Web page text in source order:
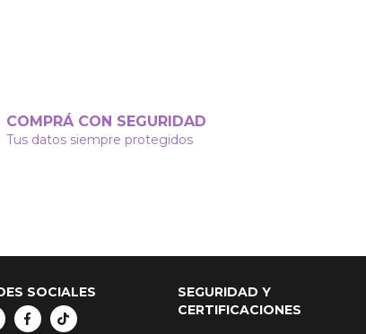
COMPRÁ CON SEGURIDAD
Tus datos siempre protegidos
SOCIALES
SEGURIDAD Y
CERTIFICACIONES